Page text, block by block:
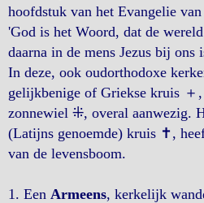
hoofdstuk van het Evangelie
'God is het Woord, dat de
daarna in de mens Jezus bij ons
In deze, ook oudorthodoxe
gelijkbenige of Griekse kruis ＋
zonnewiel ⁜, overal aanwezig.
(Latijns genoemde) kruis ✝︎,
van de levensboom.
1. Een Armeens, kerkelijk